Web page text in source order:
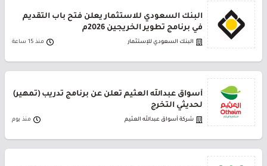
البنك السعودي للاستثمار يعلن فتح باب التقديم
في برنامج تطوير الخريجين 2026م
البنك السعودي للإستثمار منذ 15 ساعة
أسواق عبدالله العثيم تعلن عن برنامج تدريب (تمهير)
لحديثي التخرج
شركة أسواق عبدالله العثيم منذ يوم